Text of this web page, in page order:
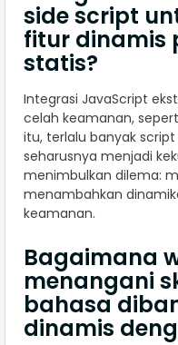
side script
fitur dinamis
statis?
Integrasi JavaScript
celah keamanan,
itu, terlalu banyak
seharusnya menjadi
menimbulkan dilema:
menambahkan
keamanan.
Bagaimana
menangani
bahasa
dinamis